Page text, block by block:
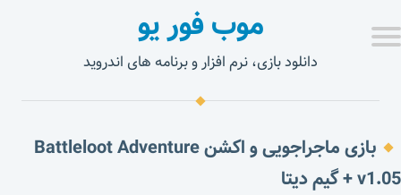
موب فور یو
دانلود بازی، نرم افزار و برنامه های اندروید
بازی ماجراجویی و اکشن Battleloot Adventure
v1.05 + گیم دیتا